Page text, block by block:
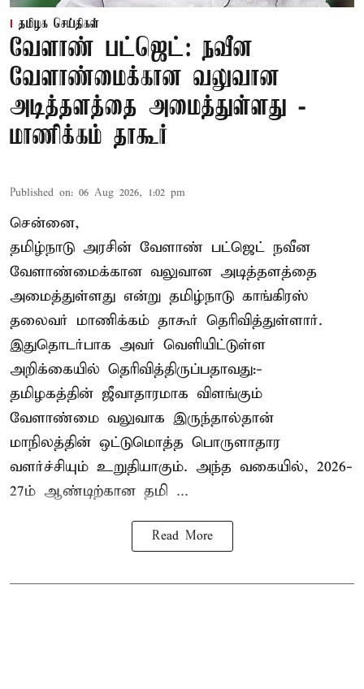
தமிழக செய்திகள்
வேளாண் பட்ஜெட்: நவீன
வேளாண்மைக்கான வலுவான
அடித்தளத்தை அமைத்துள்ளது -
மாணிக்கம் தாகூர்
Published on: 06 Aug 2026, 1:02 pm
சென்னை,
தமிழ்நாடு அரசின் வேளாண் பட்ஜெட் நவீன
வேளாண்மைக்கான வலுவான அடித்தளத்தை
அமைத்துள்ளது என்று தமிழ்நாடு காங்கிரஸ்
தலைவர் மாணிக்கம் தாகூர் தெரிவித்துள்ளார்.
இதுதொடர்பாக அவர் வெளியிட்டுள்ள
அறிக்கையில் தெரிவித்திருப்பதாவது:-
தமிழகத்தின் ஜீவாதாரமாக விளங்கும்
வேளாண்மை வலுவாக இருந்தால்தான்
மாநிலத்தின் ஒட்டுமொத்த பொருளாதார
வளர்ச்சியும் உறுதியாகும். அந்த வகையில், 2026-
27ம் ஆண்டிற்கான தமி ...
Read More